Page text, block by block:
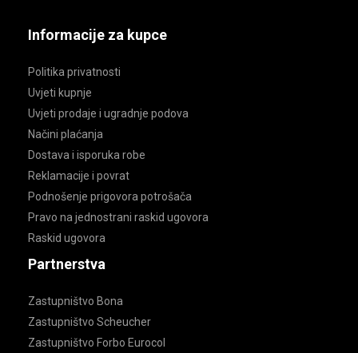
Informacije za kupce
Politika privatnosti
Uvjeti kupnje
Uvjeti prodaje i ugradnje podova
Načini plaćanja
Dostava i isporuka robe
Reklamacije i povrat
Podnošenje prigovora potrošača
Pravo na jednostrani raskid ugovora
Raskid ugovora
Partnerstva
Zastupništvo Bona
Zastupništvo Scheucher
Zastupništvo Forbo Eurocol